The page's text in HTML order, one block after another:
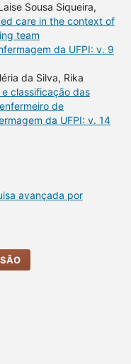
Sousa Siqueira,
care in the context of
team
da UFPI: v. 9
da Silva, Rika
e classificação das
de
da UFPI: v. 14
avançada por